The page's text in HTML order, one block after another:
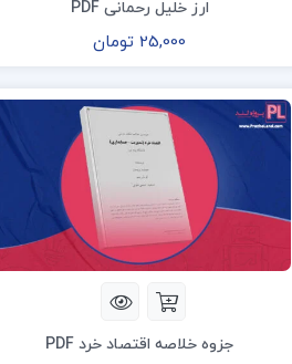
ارز خلیل رحمانی PDF
25,000 تومان
جزوه خلاصه اقتصاد خرد PDF